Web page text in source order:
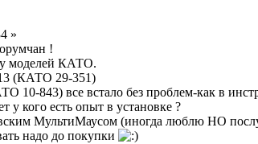
»
!
моделей КАТО.
(КАТО 29-351)
10-843) все встало без проблем-как в
у кого есть опыт в установке ?
МультиМаусом (иногда люблю НО
надо до покупки